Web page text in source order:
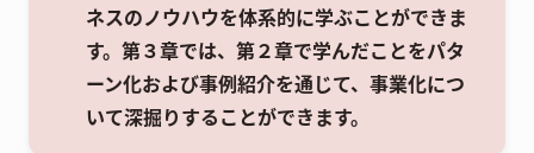
ネスのノウハウを体系的に学ぶことができま
す。第３章では、第２章で学んだことをパタ
ーン化および事例紹介を通じて、事業化につ
いて深掘りすることができます。